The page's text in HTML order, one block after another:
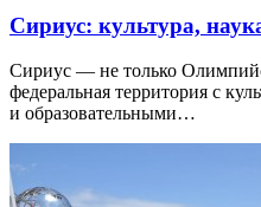
Сириус: культура,
Сириус — не только
федеральная территория с
и образовательными…